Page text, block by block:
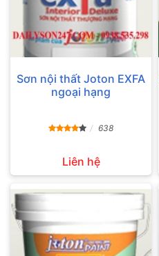
Sơn nội thất Joton EXFA
ngoại hạng
638
Liên hệ